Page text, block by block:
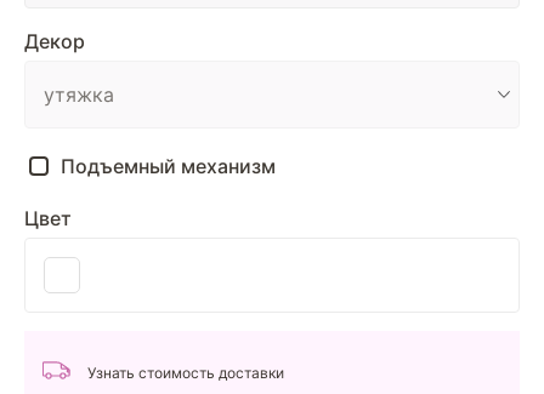
Декор
Подъемный механизм
Цвет
Узнать стоимость доставки